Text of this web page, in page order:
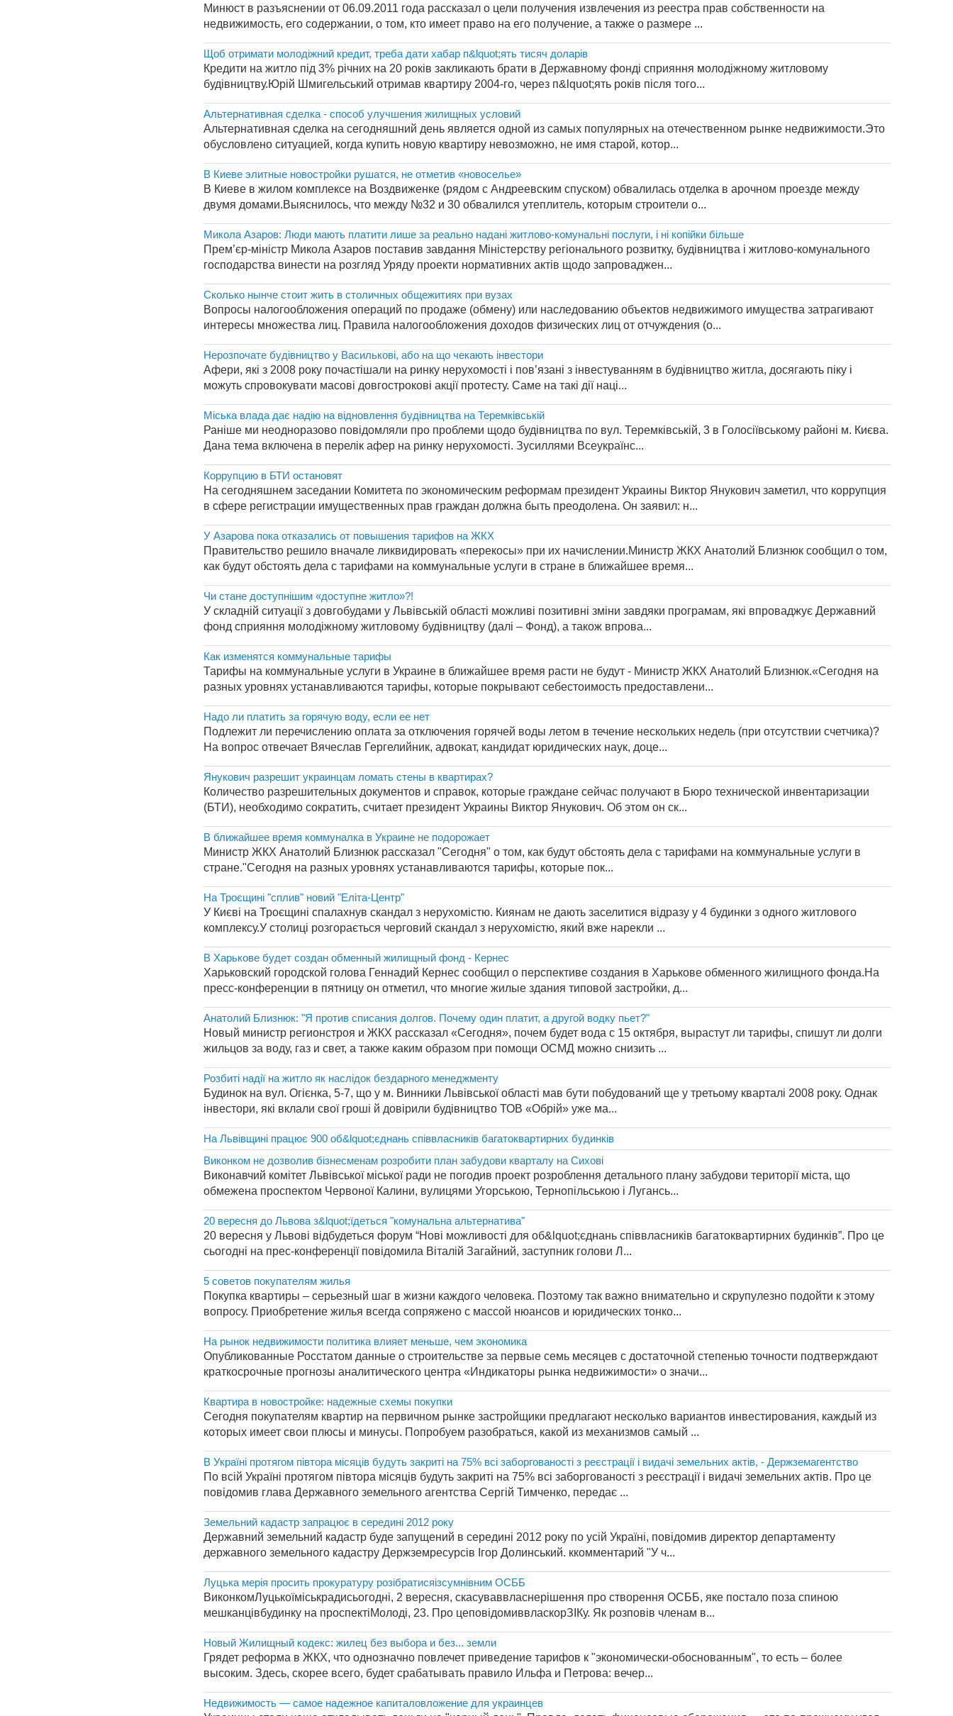
Минюст в разъяснении от 06.09.2011 года рассказал о цели получения извлечения из реестра прав собственности на
недвижимость, его содержании, о том, кто имеет право на его получение, а также о размере ...
Щоб отримати молодіжний кредит, треба дати хабар п&lquot;ять тисяч доларів
Кредити на житло під 3% річних на 20 років закликають брати в Державному фонді сприяння молодіжному житловому
будівництву.Юрій Шмигельський отримав квартиру 2004-го, через п&lquot;ять років після того...
Альтернативная сделка - способ улучшения жилищных условий
Альтернативная сделка на сегодняшний день является одной из самых популярных на отечественном рынке недвижимости.Это
обусловлено ситуацией, когда купить новую квартиру невозможно, не имя старой, котор...
В Киеве элитные новостройки рушатся, не отметив «новоселье»
В Киеве в жилом комплексе на Воздвиженке (рядом с Андреевским спуском) обвалилась отделка в арочном проезде между
двумя домами.Выяснилось, что между №32 и 30 обвалился утеплитель, которым строители о...
Микола Азаров: Люди мають платити лише за реально надані житлово-комунальні послуги, і ні копійки більше
Прем’єр-міністр Микола Азаров поставив завдання Міністерству регіонального розвитку, будівництва і житлово-комунального
господарства винести на розгляд Уряду проекти нормативних актів щодо запроваджен...
Сколько нынче стоит жить в столичных общежитиях при вузах
Вопросы налогообложения операций по продаже (обмену) или наследованию объектов недвижимого имущества затрагивают
интересы множества лиц. Правила налогообложения доходов физических лиц от отчуждения (о...
Нерозпочате будівництво у Василькові, або на що чекають інвестори
Афери, які з 2008 року почастішали на ринку нерухомості і пов’язані з інвестуванням в будівництво житла, досягають піку і
можуть спровокувати масові довгострокові акції протесту. Саме на такі дії наці...
Міська влада дає надію на відновлення будівництва на Теремківській
Раніше ми неодноразово повідомляли про проблеми щодо будівництва по вул. Теремківській, 3 в Голосіївському районі м. Києва.
Дана тема включена в перелік афер на ринку нерухомості. Зусиллями Всеукраїнс...
Коррупцию в БТИ остановят
На сегодняшнем заседании Комитета по экономическим реформам президент Украины Виктор Янукович заметил, что коррупция
в сфере регистрации имущественных прав граждан должна быть преодолена. Он заявил: н...
У Азарова пока отказались от повышения тарифов на ЖКХ
Правительство решило вначале ликвидировать «перекосы» при их начислении.Министр ЖКХ Анатолий Близнюк сообщил о том,
как будут обстоять дела с тарифами на коммунальные услуги в стране в ближайшее время...
Чи стане доступнішим «доступне житло»?!
У складній ситуації з довгобудами у Львівській області можливі позитивні зміни завдяки програмам, які впроваджує Державний
фонд сприяння молодіжному житловому будівництву (далі – Фонд), а також впрова...
Как изменятся коммунальные тарифы
Тарифы на коммунальные услуги в Украине в ближайшее время расти не будут - Министр ЖКХ Анатолий Близнюк.«Сегодня на
разных уровнях устанавливаются тарифы, которые покрывают себестоимость предоставлени...
Надо ли платить за горячую воду, если ее нет
Подлежит ли перечислению оплата за отключения горячей воды летом в течение нескольких недель (при отсутствии счетчика)?
На вопрос отвечает Вячеслав Гергелийник, адвокат, кандидат юридических наук, доце...
Янукович разрешит украинцам ломать стены в квартирах?
Количество разрешительных документов и справок, которые граждане сейчас получают в Бюро технической инвентаризации
(БТИ), необходимо сократить, считает президент Украины Виктор Янукович. Об этом он ск...
В ближайшее время коммуналка в Украине не подорожает
Министр ЖКХ Анатолий Близнюк рассказал "Сегодня" о том, как будут обстоять дела с тарифами на коммунальные услуги в
стране."Сегодня на разных уровнях устанавливаются тарифы, которые пок...
На Троєщині "сплив" новий "Еліта-Центр"
У Києві на Троєщині спалахнув скандал з нерухомістю. Киянам не дають заселитися відразу у 4 будинки з одного житлового
комплексу.У столиці розгорається черговий скандал з нерухомістю, який вже нарекли ...
В Харькове будет создан обменный жилищный фонд - Кернес
Харьковский городской голова Геннадий Кернес сообщил о перспективе создания в Харькове обменного жилищного фонда.На
пресс-конференции в пятницу он отметил, что многие жилые здания типовой застройки, д...
Анатолий Близнюк: "Я против списания долгов. Почему один платит, а другой водку пьет?"
Новый министр регионстроя и ЖКХ рассказал «Сегодня», почем будет вода с 15 октября, вырастут ли тарифы, спишут ли долги
жильцов за воду, газ и свет, а также каким образом при помощи ОСМД можно снизить ...
Розбиті надії на житло як наслідок бездарного менеджменту
Будинок на вул. Огієнка, 5-7, що у м. Винники Львівської області мав бути побудований ще у третьому кварталі 2008 року. Однак
інвестори, які вклали свої гроші й довірили будівництво ТОВ «Обрій» уже ма...
На Львівщині працює 900 об&lquot;єднань співвласників багатоквартирних будинків
Виконком не дозволив бізнесменам розробити план забудови кварталу на Сихові
Виконавчий комітет Львівської міської ради не погодив проект розроблення детального плану забудови території міста, що
обмежена проспектом Червоної Калини, вулицями Угорською, Тернопільською і Лугансь...
20 вересня до Львова з&lquot;їдеться "комунальна альтернатива"
20 вересня у Львові відбудеться форум “Нові можливості для об&lquot;єднань співвласників багатоквартирних будинків”. Про це
сьогодні на прес-конференції повідомила Віталій Загайний, заступник голови Л...
5 советов покупателям жилья
Покупка квартиры – серьезный шаг в жизни каждого человека. Поэтому так важно внимательно и скрупулезно подойти к этому
вопросу. Приобретение жилья всегда сопряжено с массой нюансов и юридических тонко...
На рынок недвижимости политика влияет меньше, чем экономика
Опубликованные Росстатом данные о строительстве за первые семь месяцев с достаточной степенью точности подтверждают
краткосрочные прогнозы аналитического центра «Индикаторы рынка недвижимости» о значи...
Квартира в новостройке: надежные схемы покупки
Сегодня покупателям квартир на первичном рынке застройщики предлагают несколько вариантов инвестирования, каждый из
которых имеет свои плюсы и минусы. Попробуем разобраться, какой из механизмов самый ...
В Україні протягом півтора місяців будуть закриті на 75% всі заборгованості з реєстрації і видачі земельних актів, - Держземагентство
По всій Україні протягом півтора місяців будуть закриті на 75% всі заборгованості з реєстрації і видачі земельних актів. Про це
повідомив глава Державного земельного агентства Сергій Тимченко, передає ...
Земельний кадастр запрацює в середині 2012 року
Державний земельний кадастр буде запущений в середині 2012 року по усій Україні, повідомив директор департаменту
державного земельного кадастру Держземресурсів Ігор Долинський. ккомментарий "У ч...
Луцька мерія просить прокуратуру розібратисяізсумнівним ОСББ
ВиконкомЛуцькоїміськрадисьогодні, 2 вересня, скасуваввласнерішення про створення ОСББ, яке постало поза спиною
мешканцівбудинку на проспектіМолоді, 23. Про цеповідомиввласкорЗІКу. Як розповів членам в...
Новый Жилищный кодекс: жилец без выбора и без... земли
Грядет реформа в ЖКХ, что однозначно повлечет приведение тарифов к "экономически-обоснованным", то есть – более
высоким. Здесь, скорее всего, будет срабатывать правило Ильфа и Петрова: вечер...
Недвижимость — самое надежное капиталовложение для украинцев